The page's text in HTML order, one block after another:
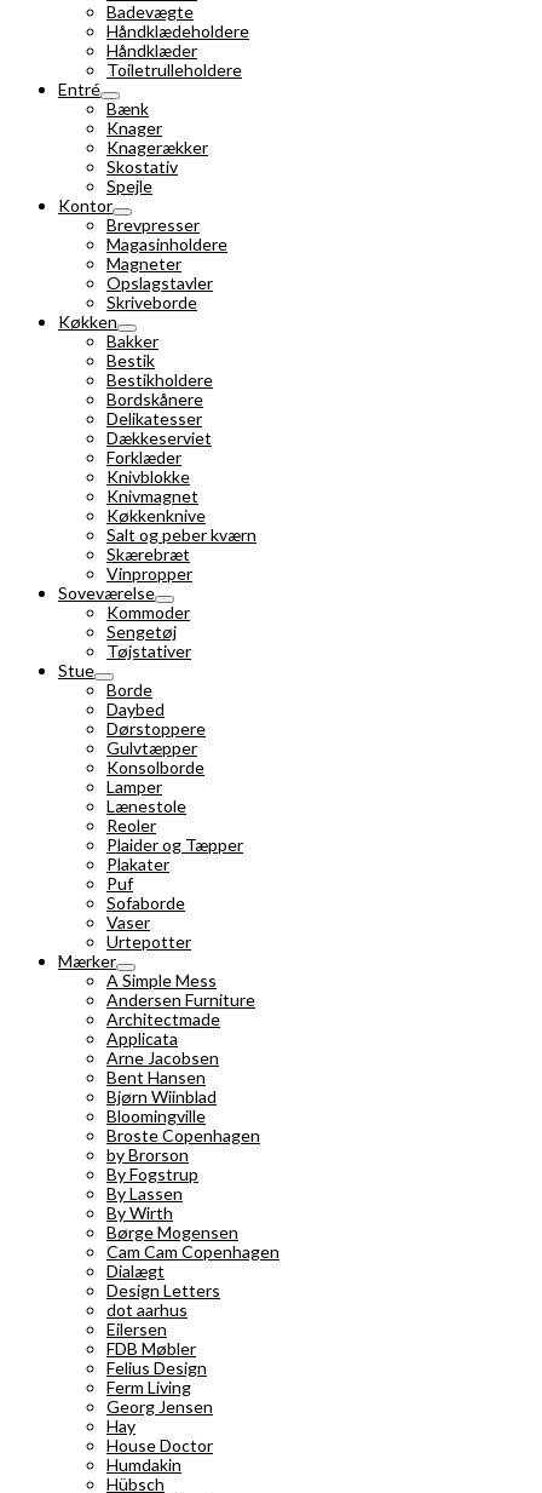
Badevægte
Håndklædeholdere
Håndklæder
Toiletrulleholdere
Entré
Bænk
Knager
Knagerækker
Skostativ
Spejle
Kontor
Brevpresser
Magasinholdere
Magneter
Opslagstavler
Skriveborde
Køkken
Bakker
Bestik
Bestikholdere
Bordskånere
Delikatesser
Dækkeserviet
Forklæder
Knivblokke
Knivmagnet
Køkkenknive
Salt og peber kværn
Skærebræt
Vinpropper
Soveværelse
Kommoder
Sengetøj
Tøjstativer
Stue
Borde
Daybed
Dørstoppere
Gulvtæpper
Konsolborde
Lamper
Lænestole
Reoler
Plaider og Tæpper
Plakater
Puf
Sofaborde
Vaser
Urtepotter
Mærker
A Simple Mess
Andersen Furniture
Architectmade
Applicata
Arne Jacobsen
Bent Hansen
Bjørn Wiinblad
Bloomingville
Broste Copenhagen
by Brorson
By Fogstrup
By Lassen
By Wirth
Børge Mogensen
Cam Cam Copenhagen
Dialægt
Design Letters
dot aarhus
Eilersen
FDB Møbler
Felius Design
Ferm Living
Georg Jensen
Hay
House Doctor
Humdakin
Hübsch